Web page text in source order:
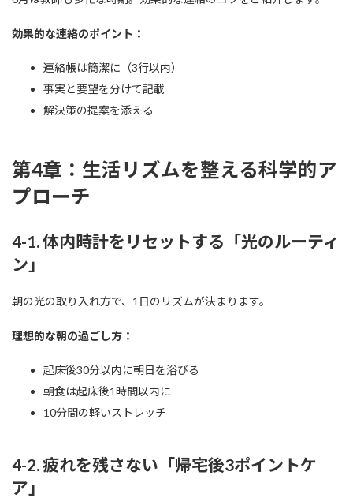
効果的な連絡のポイント：
連絡帳は簡潔に（3行以内）
事実と要望を分けて記載
解決策の提案を添える
第4章：生活リズムを整える科学的ア
プローチ
4-1. 体内時計をリセットする「光のルーティ
ン」
朝の光の取り入れ方で、1日のリズムが決まります。
理想的な朝の過ごし方：
起床後30分以内に朝日を浴びる
朝食は起床後1時間以内に
10分間の軽いストレッチ
4-2. 疲れを残さない「帰宅後3ポイントケ
ア」